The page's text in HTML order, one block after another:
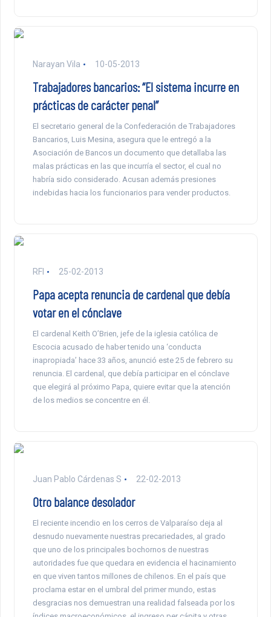
Narayan Vila 10-05-2013
Trabajadores bancarios: “El sistema incurre en
prácticas de carácter penal”
El secretario general de la Confederación de Trabajadores
Bancarios, Luis Mesina, asegura que le entregó a la
Asociación de Bancos un documento que detallaba las
malas prácticas en las que incurría el sector, el cual no
habría sido considerado. Acusan además presiones
indebidas hacia los funcionarios para vender productos.
RFI 25-02-2013
Papa acepta renuncia de cardenal que debía
votar en el cónclave
El cardenal Keith O’Brien, jefe de la iglesia católica de
Escocia acusado de haber tenido una ‘conducta
inapropiada’ hace 33 años, anunció este 25 de febrero su
renuncia. El cardenal, que debía participar en el cónclave
que elegirá al próximo Papa, quiere evitar que la atención
de los medios se concentre en él.
Juan Pablo Cárdenas S 22-02-2013
Otro balance desolador
El reciente incendio en los cerros de Valparaíso deja al
desnudo nuevamente nuestras precariedades, al grado
que uno de los principales bochornos de nuestras
autoridades fue que quedara en evidencia el hacinamiento
en que viven tantos millones de chilenos. En el país que
proclama estar en el umbral del primer mundo, estas
desgracias nos demuestran una realidad falseada por los